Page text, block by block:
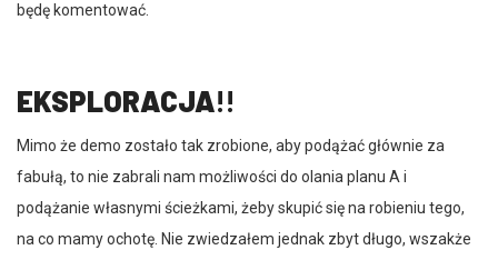
będę komentować.
EKSPLORACJA!!
Mimo że demo zostało tak zrobione, aby podążać głównie za
fabułą, to nie zabrali nam możliwości do olania planu A i
podążanie własnymi ścieżkami, żeby skupić się na robieniu tego,
na co mamy ochotę. Nie zwiedzałem jednak zbyt długo, wszakże